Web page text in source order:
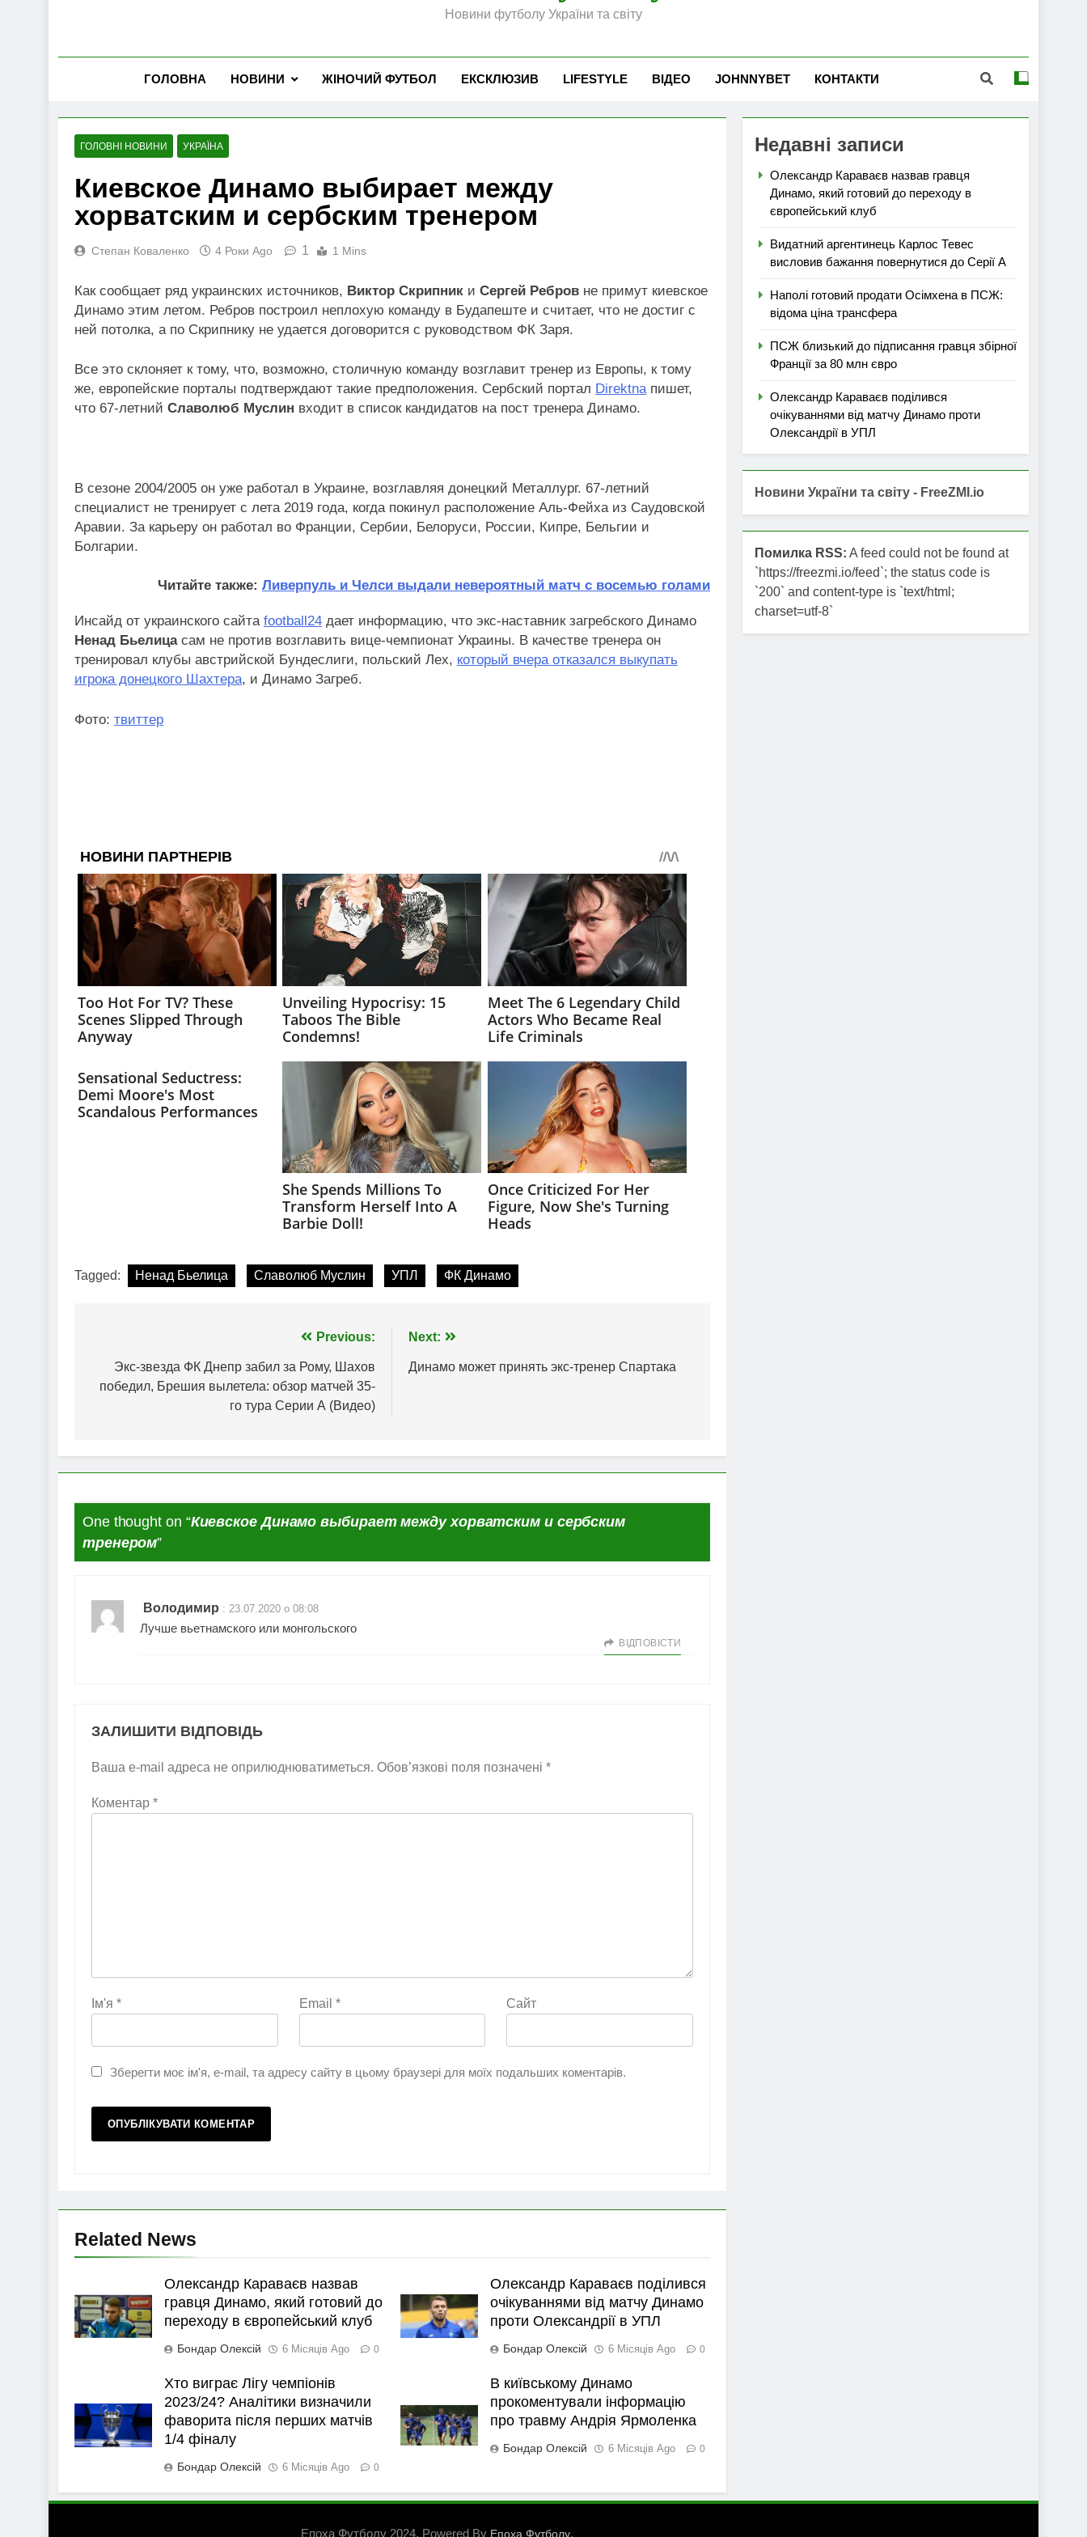
Новини футболу України та світу
ГОЛОВНА НОВИНИ ЖІНОЧИЙ ФУТБОЛ ЕКСКЛЮЗИВ LIFESTYLE ВІДЕО JOHNNYBET КОНТАКТИ
ГОЛОВНІ НОВИНИ УКРАЇНА
Киевское Динамо выбирает между
хорватским и сербским тренером
Степан Коваленко 4 Роки Ago 1 1 Mins
Как сообщает ряд украинских источников, Виктор Скрипник и Сергей Ребров не примут киевское
Динамо этим летом. Ребров построил неплохую команду в Будапеште и считает, что не достиг с
ней потолка, а по Скрипнику не удается договорится с руководством ФК Заря.
Все это склоняет к тому, что, возможно, столичную команду возглавит тренер из Европы, к тому
же, европейские порталы подтверждают такие предположения. Сербский портал Direktnaпишет,
что 67-летний Славолюб Муслин входит в список кандидатов на пост тренера Динамо.
В сезоне 2004/2005 он уже работал в Украине, возглавляя донецкий Металлург. 67-летний
специалист не тренирует с лета 2019 года, когда покинул расположение Аль-Фейха из Саудовской
Аравии. За карьеру он работал во Франции, Сербии, Белоруси, России, Кипре, Бельгии и
Болгарии.
Читайте также: Ливерпуль и Челси выдали невероятный матч с восемью голами
Инсайд от украинского сайта football24 дает информацию, что экс-наставник загребского Динамо
Ненад Бьелицасам не против возглавить вице-чемпионат Украины. В качестве тренера он
тренировал клубы австрийской Бундеслиги, польский Лех, который вчера отказался выкупать
игрока донецкого Шахтера, и Динамо Загреб.
Фото: твиттер
Tagged: Ненад Бьелица Славолюб Муслин УПЛ ФК Динамо
записів
Previous:
Экс-звезда ФК Днепр забил за Рому, Шахов
победил, Брешия вылетела: обзор матчей 35-
го тура Серии А (Видео)
Next:
Динамо может принять экс-тренер Спартака
One thought on “Киевское Динамо выбирает между хорватским и сербским
тренером”
Володимир : 23.07.2020 о 08:08
Лучше вьетнамского или монгольского
ВІДПОВІCТИ
ЗАЛИШИТИ ВІДПОВІДЬ
Ваша e-mail адреса не оприлюднюватиметься. Обов’язкові поля позначені *
Коментар *
Ім'я * Email * Сайт
Зберегти моє ім'я, e-mail, та адресу сайту в цьому браузері для моїх подальших коментарів.
Related News
Олександр Караваєв назвав
гравця Динамо, який готовий до
переходу в європейський клуб
Бондар Олексій 6 Місяців Ago 0
Олександр Караваєв поділився
очікуваннями від матчу Динамо
проти Олександрії в УПЛ
Бондар Олексій 6 Місяців Ago 0
Хто виграє Лігу чемпіонів
2023/24? Аналітики визначили
фаворита після перших матчів
1/4 фіналу
Бондар Олексій 6 Місяців Ago 0
В київському Динамо
прокоментували інформацію
про травму Андрія Ярмоленка
Бондар Олексій 6 Місяців Ago 0
Недавні записи
Олександр Караваєв назвав гравця
Динамо, який готовий до переходу в
європейський клуб
Видатний аргентинець Карлос Тевес
висловив бажання повернутися до Серії А
Наполі готовий продати Осімхена в ПСЖ:
відома ціна трансфера
ПСЖ близький до підписання гравця збірної
Франції за 80 млн євро
Олександр Караваєв поділився
очікуваннями від матчу Динамо проти
Олександрії в УПЛ
Новини України та світу - FreeZMI.io
Помилка RSS: A feed could not be found at
`https://freezmi.io/feed`; the status code is
`200` and content-type is `text/html;
charset=utf-8`
Епоха Футболу 2024. Powered By Епоха Футболу.